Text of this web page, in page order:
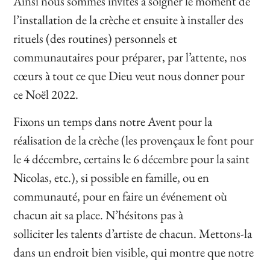
l’installation de la crèche et ensuite à installer des
rituels (des routines) personnels et
communautaires pour préparer, par l’attente, nos
cœurs à tout ce que Dieu veut nous donner pour
ce Noël 2022.
Fixons un temps dans notre Avent pour la
réalisation de la crèche (les provençaux le font pour
le 4 décembre, certains le 6 décembre pour la saint
Nicolas, etc.),si possible en famille, ou en
communauté, pour en faireun événement où
chacun ait sa place.N’hésitons pasà
solliciterlestalents d’artistede chacun.Mettons-la
dans un endroit bien visible, quimontreque notre